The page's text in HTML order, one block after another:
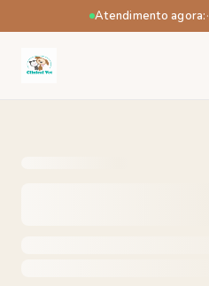
Atendimento agora:·